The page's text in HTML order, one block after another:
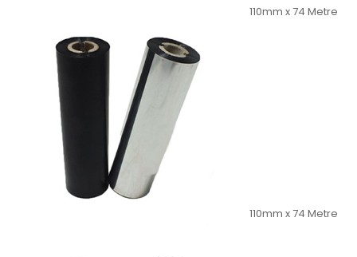
110mm x 74 Metre
110mm x 74 Metre